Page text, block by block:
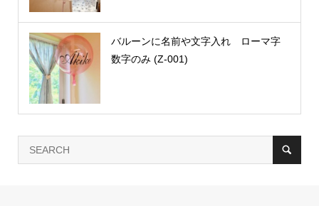
バルーンに名前や文字入れ ローマ字
数字のみ (Z-001)